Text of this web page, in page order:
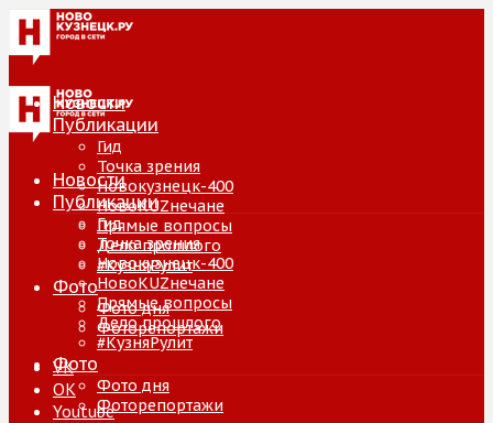
Новости
Публикации
Гид
Точка зрения
Новокузнецк-400
НовоKUZнечане
Прямые вопросы
Дело прошлого
#КузняРулит
Фото
Фото дня
Фоторепортажи
VK
ОК
Youtube
Новости
Публикации
Гид
Точка зрения
Новокузнецк-400
НовоKUZнечане
Прямые вопросы
Дело прошлого
#КузняРулит
Фото
Фото дня
Фоторепортажи